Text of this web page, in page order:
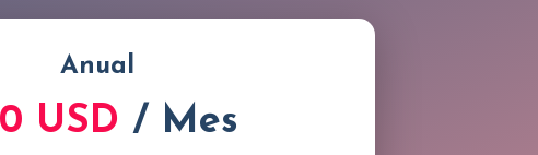
Anual
USD / Mes